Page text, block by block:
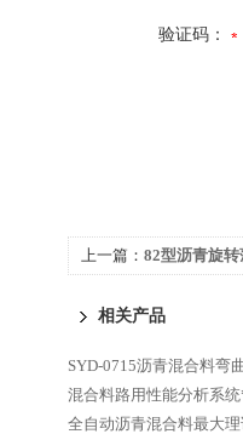
验证码：
上一篇： 82型沥青旋
相关产品
SYD-0715沥青混合料弯
混合料路用性能分析系
全自动沥青混合料最大